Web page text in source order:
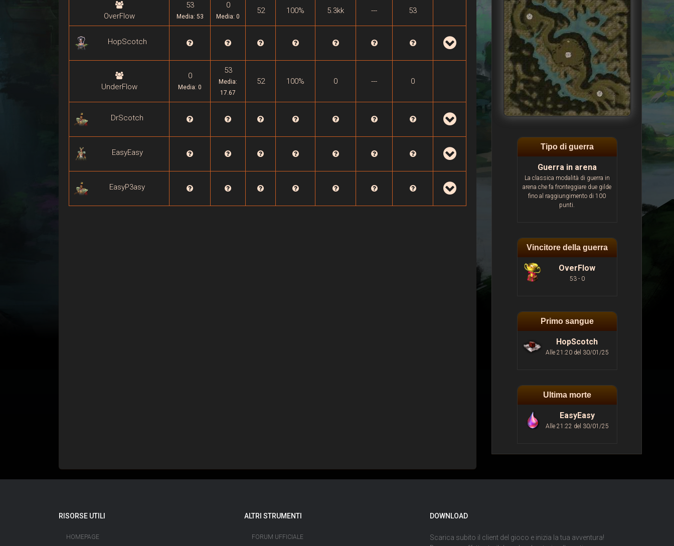
OverFlow
53
Media: 53
0
Media: 0
52 100% 5.3kk --- 53
HopScotch 
UnderFlow
0
Media: 0
53
Media:
17.67
52 100% 0 --- 0
DrScotch 
EasyEasy 
EasyP3asy 
Tipo di guerra
Guerra in arena
La classica modalità di guerra in
arena che fa fronteggiare due gilde
fino al raggiungimento di 100
punti.
Vincitore della guerra
OverFlow
53 - 0
Primo sangue
HopScotch
Alle 21:20 del 30/01/25
Ultima morte
EasyEasy
Alle 21:22 del 30/01/25
RISORSE UTILI
HOMEPAGE
ALTRI STRUMENTI
FORUM UFFICIALE
DOWNLOAD
Scarica subito il client del gioco e inizia la tua avventura!